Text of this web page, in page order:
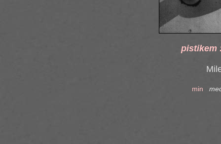
pistikem
min